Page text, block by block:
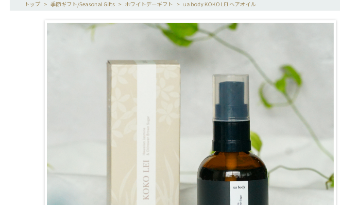
> 季節ギフト/Seasonal Gifts > ホワイトデーギフト > ua body KOKO LEI ヘアオイル